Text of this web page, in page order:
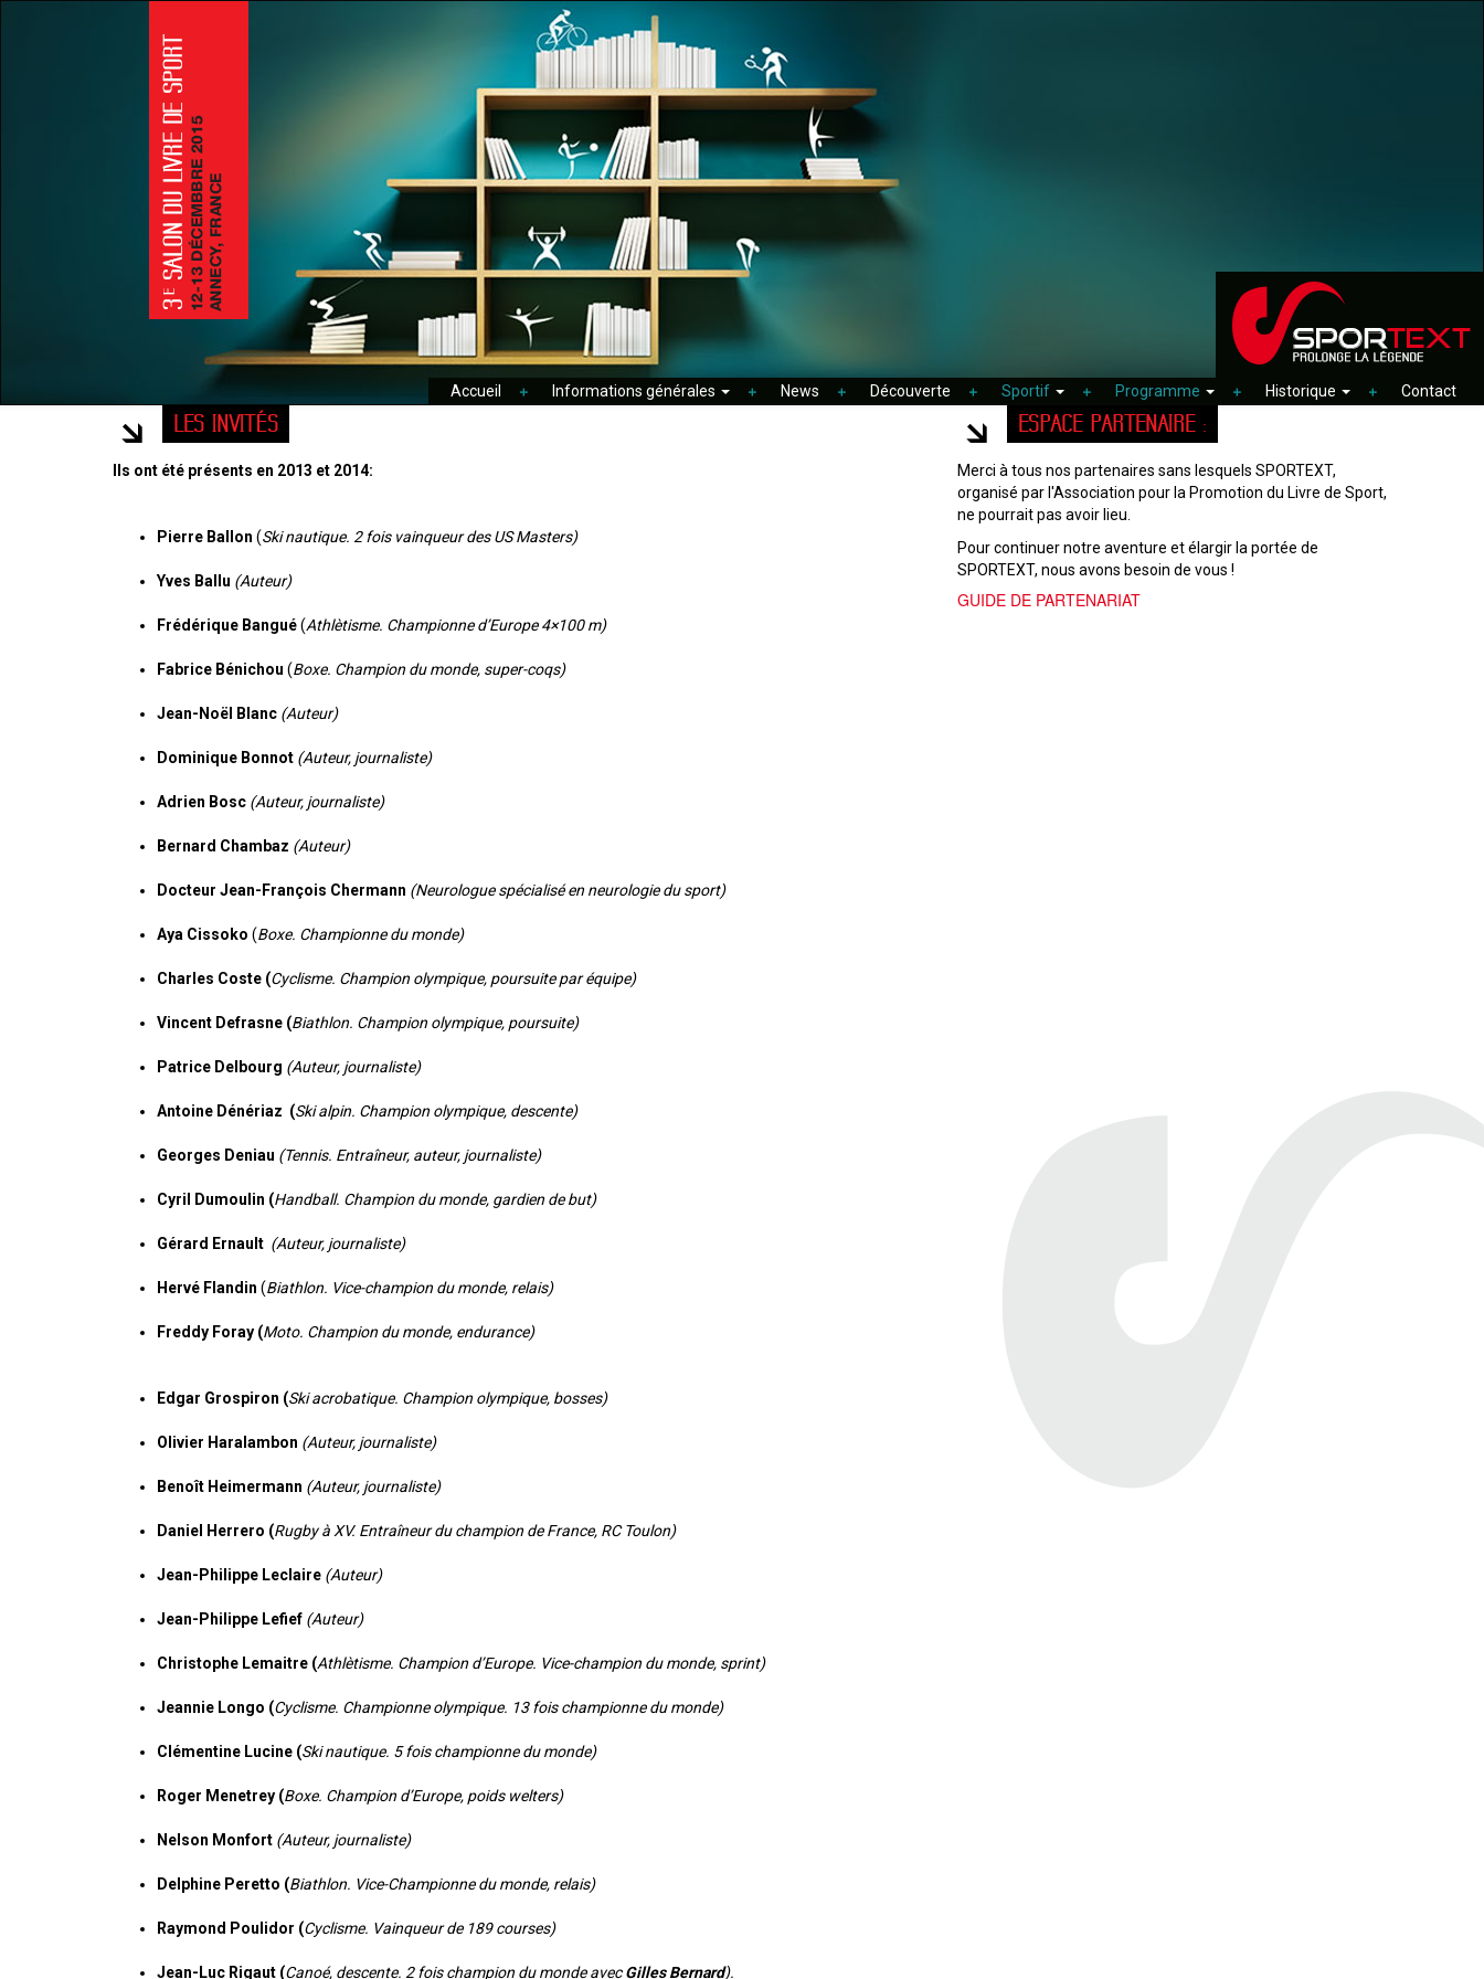
Accueil Informations générales News Découverte Sportif Programme Historique Contact
LES INVITÉS
Ils ont été présents en 2013 et 2014:
Pierre Ballon (Ski nautique. 2 fois vainqueur des US Masters)
Yves Ballu (Auteur)
Frédérique Bangué(Athlètisme. Championne d’Europe 4×100 m)
Fabrice Bénichou (Boxe. Champion du monde, super-coqs)
Jean-Noël Blanc (Auteur)
Dominique Bonnot (Auteur, journaliste)
Adrien Bosc (Auteur, journaliste)
Bernard Chambaz (Auteur)
Docteur Jean-François Chermann (Neurologue spécialisé en neurologie du sport)
Aya Cissoko (Boxe. Championne du monde)
Charles Coste (Cyclisme. Champion olympique, poursuite par équipe)
Vincent Defrasne (Biathlon. Champion olympique, poursuite)
Patrice Delbourg (Auteur, journaliste)
Antoine Dénériaz (Ski alpin. Champion olympique, descente)
Georges Deniau (Tennis. Entraîneur, auteur, journaliste)
Cyril Dumoulin (Handball. Champion du monde, gardien de but)
Gérard Ernault (Auteur, journaliste)
Hervé Flandin (Biathlon. Vice-champion du monde, relais)
Freddy Foray (Moto. Champion du monde, endurance)
Edgar Grospiron (Ski acrobatique. Champion olympique, bosses)
Olivier Haralambon (Auteur, journaliste)
Benoît Heimermann (Auteur, journaliste)
Daniel Herrero (Rugby à XV. Entraîneur du champion de France, RC Toulon)
Jean-Philippe Leclaire (Auteur)
Jean-Philippe Lefief (Auteur)
Christophe Lemaitre (Athlètisme. Champion d’Europe. Vice-champion du monde, sprint)
Jeannie Longo (Cyclisme. Championne olympique. 13 fois championne du monde)
Clémentine Lucine (Ski nautique. 5 fois championne du monde)
Roger Menetrey (Boxe. Champion d’Europe, poids welters)
Nelson Monfort (Auteur, journaliste)
Delphine Peretto (Biathlon. Vice-Championne du monde, relais)
Raymond Poulidor (Cyclisme. Vainqueur de 189 courses)
Jean-Luc Rigaut (Canoé, descente. 2 fois champion du monde avecGilles Bernard).
ESPACE PARTENAIRE :
Merci à tous nos partenaires sans lesquels SPORTEXT,
organisé par l'Association pour la Promotion du Livre de Sport,
ne pourrait pas avoir lieu.
Pour continuer notre aventure et élargir la portée de
SPORTEXT, nous avons besoin de vous !
GUIDE DE PARTENARIAT